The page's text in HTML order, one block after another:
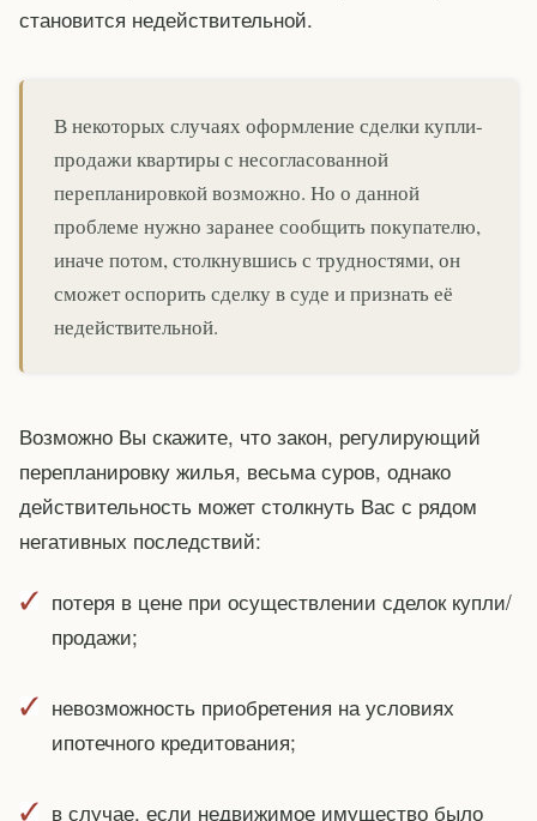
становится недействительной.
В некоторых случаях оформление сделки купли-
продажи квартиры с несогласованной
перепланировкой возможно. Но о данной
проблеме нужно заранее сообщить покупателю,
иначе потом, столкнувшись с трудностями, он
сможет оспорить сделку в суде и признать её
недействительной.
Возможно Вы скажите, что закон, регулирующий
перепланировку жилья, весьма суров, однако
действительность может столкнуть Вас с рядом
негативных последствий:
потеря в цене при осуществлении сделок купли/
продажи;
невозможность приобретения на условиях
ипотечного кредитования;
в случае, если недвижимое имущество было